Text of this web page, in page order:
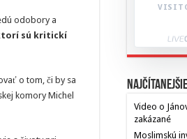
odobory a
sú kritickí
o tom, či by sa
komory Michel
Video o
zakázané
Moslimskú